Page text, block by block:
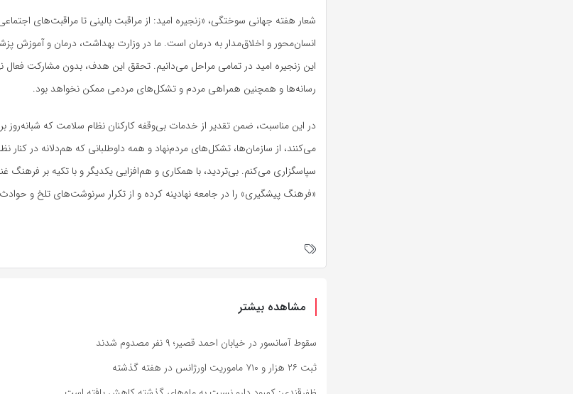
شعار هفته جهانی سوختگی، «زنجیره امید: از مراقبت بالینی تا مراقبت‌های
انسان‌محور و اخلاق‌مدار به درمان است. ما در وزارت بهداشت، درمان و آموزش
این زنجیره امید در تمامی مراحل می‌دانیم. تحقق این هدف، بدون مشارکت فعال
رسانه‌ها و همچنین همراهی مردم و تشکل‌های مردمی ممکن نخواهد بود.
در این مناسبت، ضمن تقدیر از خدمات بی‌وقفه کارکنان نظام سلامت که شبانه‌روز
می‌کنند، از سازمان‌ها، تشکل‌های مردم‌نهاد و همه داوطلبانی که هم‌دلانه در کنار
سپاسگزاری می‌کنم. بی‌تردید، با همکاری و هم‌افزایی یکدیگر و با تکیه بر فرهنگ
«فرهنگ پیشگیری» را در جامعه نهادینه کرده و از تکرار سرنوشت‌های تلخ و
مشاهده بیشتر
سقوط آسانسور در خیابان احمد قصیر؛ ۹ نفر مصدوم شدند
ثبت ۲۶ هزار و ۷۱۰ ماموریت اورژانس در هفته گذشته